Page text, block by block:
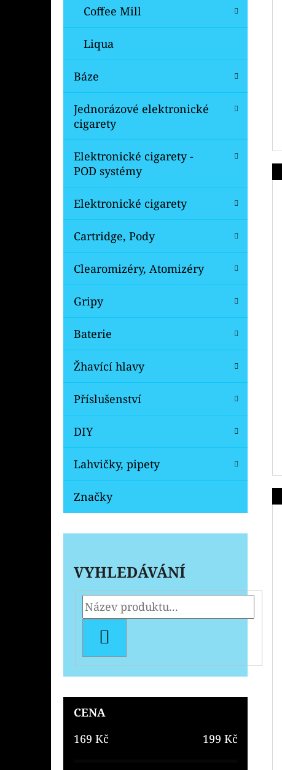
Coffee Mill
Liqua
Báze
Jednorázové elektronické
cigarety
Elektronické cigarety -
POD systémy
Elektronické cigarety
Cartridge, Pody
Clearomizéry, Atomizéry
Gripy
Baterie
Žhavící hlavy
Příslušenství
DIY
Lahvičky, pipety
Značky
VYHLEDÁVÁNÍ
CENA
169 Kč 199 Kč